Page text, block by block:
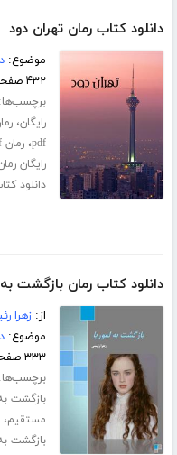
دانلود کتاب رمان تهران دود
موضوع:
۴۳۲ صفحه
رایگان،
pdf،رمان pdf
رایگان
دانلود
دانلود کتاب رمان بازگشت به
از:زهرا
موضوع:
۳۳۳ صفحه
بازگشت
مستقیم،
بازگشت